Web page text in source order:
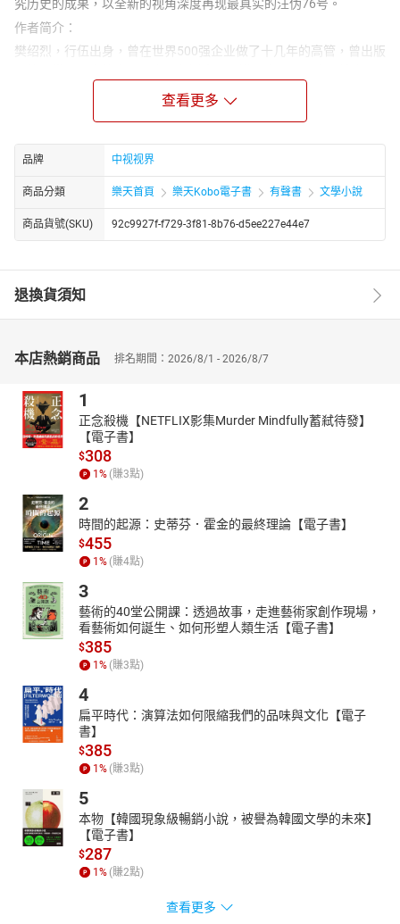
究历史的成果，以全新的视角深度再现最真实的汪伪76号。
作者简介：
樊绍烈，行伍出身，曾在世界500强企业做了十几年的高管，曾出版
最喜欢历史，斗胆将自己数年来研究历史的部分心得和体悟著成这
本《76号特务实录》，这是作者多年来心血的凝结，以全新的视
主播简介：
张旭冉有声小说播讲者，《76号特务实录》
查看更多
品牌 中视视界
商品分類 樂天首頁 樂天Kobo電子書 有聲書 文學小說
商品貨號(SKU) 92c9927f-f729-3f81-8b76-d5ee227e44e7
退換貨須知
本店熱銷商品 排名期間：2026/8/1 - 2026/8/7
1
正念殺機【NETFLIX影集Murder Mindfully蓄弒待發】
【電子書】
$308
1 % (賺3點)
2
時間的起源：史蒂芬．霍金的最終理論【電子書】
$455
1 % (賺4點)
3
藝術的40堂公開課：透過故事，走進藝術家創作現場，
看藝術如何誕生、如何形塑人類生活【電子書】
$385
1 % (賺3點)
4
扁平時代：演算法如何限縮我們的品味與文化【電子
書】
$385
1 % (賺3點)
5
本物【韓國現象級暢銷小說，被譽為韓國文學的未來】
【電子書】
$287
1 % (賺2點)
查看更多